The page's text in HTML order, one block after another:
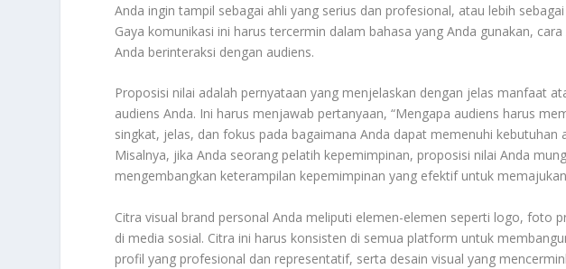
Anda ingin tampil sebagai ahli yang serius dan profesional, atau lebih
Gaya komunikasi ini harus tercermin dalam bahasa yang Anda gunakan,
Anda berinteraksi dengan audiens.
Proposisi nilai adalah pernyataan yang menjelaskan dengan jelas manfaat
audiens Anda. Ini harus menjawab pertanyaan, “Mengapa audiens harus
singkat, jelas, dan fokus pada bagaimana Anda dapat memenuhi kebutuhan
Misalnya, jika Anda seorang pelatih kepemimpinan, proposisi nilai Anda
mengembangkan keterampilan kepemimpinan yang efektif untuk
Citra visual brand personal Anda meliputi elemen-elemen seperti logo, foto
di media sosial. Citra ini harus konsisten di semua platform untuk
profil yang profesional dan representatif, serta desain visual yang